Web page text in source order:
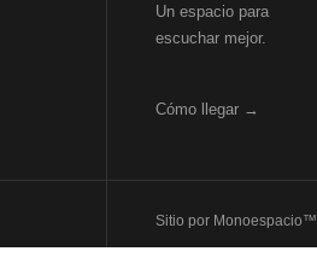
Un espacio para
escuchar mejor.
Cómo llegar →
Sitio por Monoespacio™